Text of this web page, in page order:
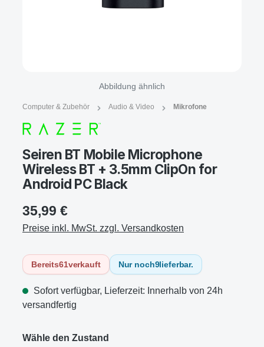
Abbildung ähnlich
Computer & Zubehör Audio & Video Mikrofone
Seiren BT Mobile Microphone
Wireless BT + 3.5mm ClipOn for
Android PC Black
35,99 €
Preise inkl. MwSt. zzgl. Versandkosten
Bereits61verkauft Nur noch9lieferbar.
Sofort verfügbar, Lieferzeit: Innerhalb von 24h
versandfertig
Wähle den Zustand